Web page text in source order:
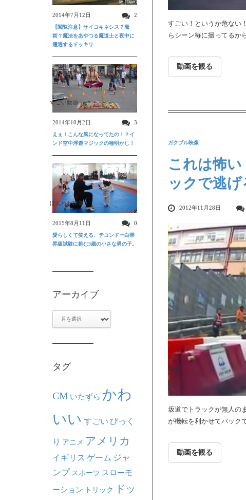
すごい！というか危ない
らシーン毎に撮ってるか
動画を観る
ガクブル映像
これは怖
ックで逃げ
2012年11月28日
坂道でトラックが無人の
が機転を利かせてバック
動画を観る
2014年7月12日 2
【閲覧注意】サイコキネシス？魔
術？魔法をあやつる魔道士と夜中に
遭遇するドッキリ
すごい動画
2014年10月2日 3
えぇ！こんな風になってたの！？イ
ンド空中浮遊マジックの種明かし！
ほんわか映像
2015年8月11日 0
愛らしくて笑える、テコンドー白帯
昇級試験に挑む3歳の小さな男の子。
アーカイブ
タグ
CM いたずら かわ
いい すごい びっく
り アニメ アメリカ
イギリス ゲーム ジャ
ンプ スポーツ スローモ
ーション トリック
ドッ